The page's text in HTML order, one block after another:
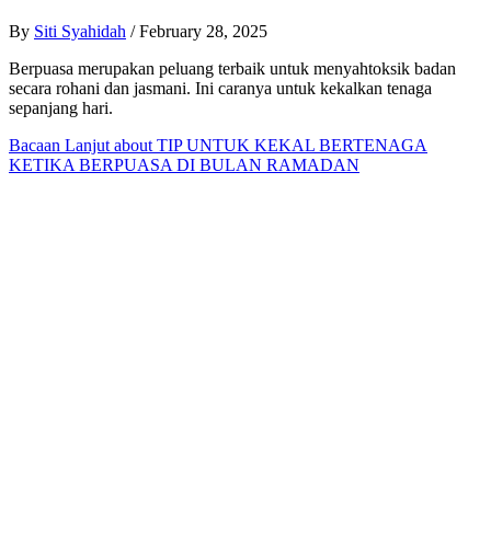
By Siti Syahidah / February 28, 2025
Berpuasa merupakan peluang terbaik untuk menyahtoksik badan
secara rohani dan jasmani. Ini caranya untuk kekalkan tenaga
sepanjang hari.
Bacaan Lanjut about TIP UNTUK KEKAL BERTENAGA
KETIKA BERPUASA DI BULAN RAMADAN